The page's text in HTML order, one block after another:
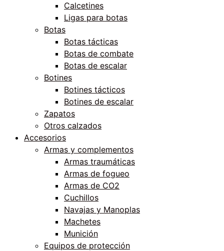
Calcetines
Ligas para botas
Botas
Botas tácticas
Botas de combate
Botas de escalar
Botines
Botines tácticos
Botines de escalar
Zapatos
Otros calzados
Accesorios
Armas y complementos
Armas traumáticas
Armas de fogueo
Armas de CO2
Cuchillos
Navajas y Manoplas
Machetes
Munición
Equipos de protección